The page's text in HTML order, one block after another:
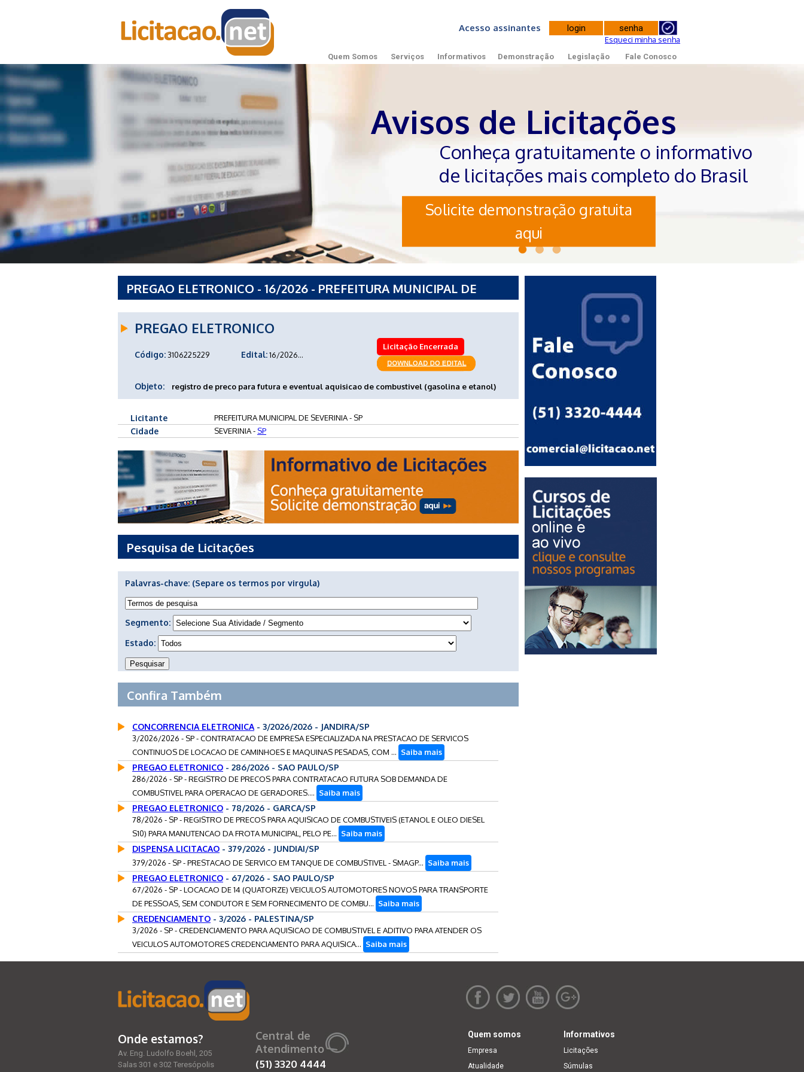
Acesso assinantes
Esqueci minha senha
Quem Somos Serviços Informativos Demonstração Legislação Fale Conosco
Avisos de Licitações
Conheça gratuitamente o informativo
de licitações mais completo do Brasil
Solicite demonstração gratuita
aqui
PREGAO ELETRONICO - 16/2026 - PREFEITURA MUNICIPAL DE
PREGAO ELETRONICO
Código:3106225229 Edital:16/2026...
Licitação Encerrada
Objeto: registro de preco para futura e eventual aquisicao de combustivel (gasolina e etanol)
Licitante PREFEITURA MUNICIPAL DE SEVERINIA - SP
Cidade SEVERINIA - SP
Pesquisa de Licitações
Palavras-chave: (Separe os termos por virgula)
Segmento:
Estado:
Confira Também
CONCORRENCIA ELETRONICA - 3/2026/2026 - JANDIRA/SP
3/2026/2026 - SP - CONTRATACAO DE EMPRESA ESPECIALIZADA NA PRESTACAO DE SERVICOS
CONTINUOS DE LOCACAO DE CAMINHOES E MAQUINAS PESADAS, COM ... Saiba mais
PREGAO ELETRONICO - 286/2026 - SAO PAULO/SP
286/2026 - SP - REGISTRO DE PRECOS PARA CONTRATACAO FUTURA SOB DEMANDA DE
COMBUSTIVEL PARA OPERACAO DE GERADORES.... Saiba mais
PREGAO ELETRONICO - 78/2026 - GARCA/SP
78/2026 - SP - REGISTRO DE PRECOS PARA AQUISICAO DE COMBUSTIVEIS (ETANOL E OLEO DIESEL
S10) PARA MANUTENCAO DA FROTA MUNICIPAL, PELO PE... Saiba mais
DISPENSA LICITACAO - 379/2026 - JUNDIAI/SP
379/2026 - SP - PRESTACAO DE SERVICO EM TANQUE DE COMBUSTIVEL - SMAGP... Saiba mais
PREGAO ELETRONICO - 67/2026 - SAO PAULO/SP
67/2026 - SP - LOCACAO DE 14 (QUATORZE) VEICULOS AUTOMOTORES NOVOS PARA TRANSPORTE
DE PESSOAS, SEM CONDUTOR E SEM FORNECIMENTO DE COMBU... Saiba mais
CREDENCIAMENTO - 3/2026 - PALESTINA/SP
3/2026 - SP - CREDENCIAMENTO PARA AQUISICAO DE COMBUSTIVEL E ADITIVO PARA ATENDER OS
VEICULOS AUTOMOTORES CREDENCIAMENTO PARA AQUISICA... Saiba mais
Onde estamos?
Av. Eng. Ludolfo Boehl, 205
Salas 301 e 302 Teresópolis
Central de
Atendimento
(51)3320 4444
Quem somos
Empresa
Atualidade
Informativos
Licitações
Súmulas